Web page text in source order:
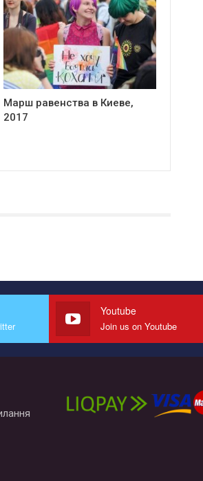
Марш равенства в Киеве,
2017
Youtube
Join us on Youtube